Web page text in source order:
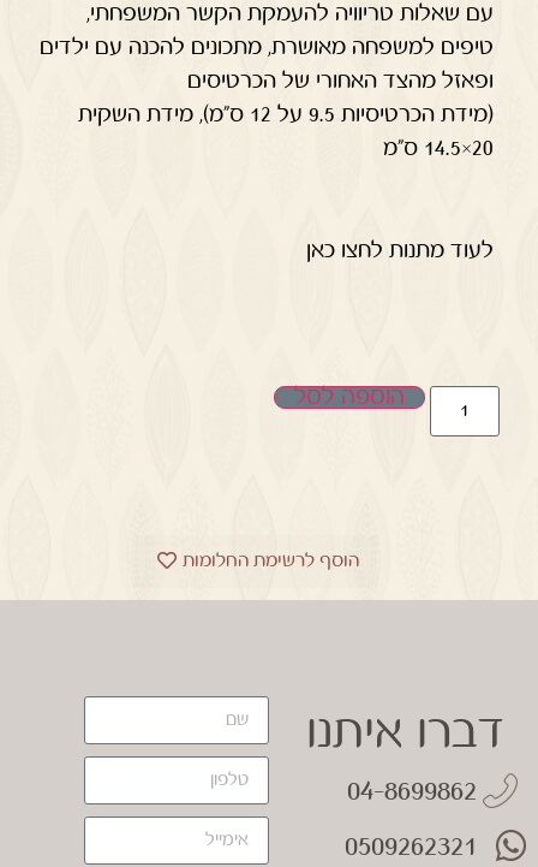
עם שאלות טריוויה להעמקת הקשר המשפחתי,
טיפים למשפחה מאושרת, מתכונים להכנה עם ילדים
ופאזל מהצד האחורי של הכרטיסים
(מידת הכרטיסיות 9.5 על 12 ס”מ), מידת השקית
20×14.5 ס”מ
לעוד מתנות לחצו כאן
הוספה לסל
הוסף לרשימת החלומות
דברו איתנו
04-8699862
0509262321